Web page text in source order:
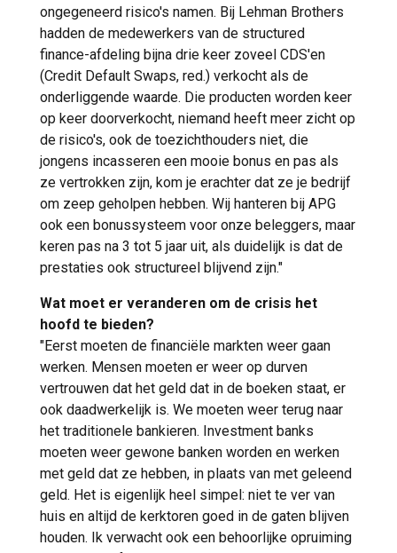
ongegeneerd risico's namen. Bij Lehman Brothers
hadden de medewerkers van de structured
finance-afdeling bijna drie keer zoveel CDS'en
(Credit Default Swaps, red.) verkocht als de
onderliggende waarde. Die producten worden keer
op keer doorverkocht, niemand heeft meer zicht op
de risico's, ook de toezichthouders niet, die
jongens incasseren een mooie bonus en pas als
ze vertrokken zijn, kom je erachter dat ze je bedrijf
om zeep geholpen hebben. Wij hanteren bij APG
ook een bonussysteem voor onze beleggers, maar
keren pas na 3 tot 5 jaar uit, als duidelijk is dat de
prestaties ook structureel blijvend zijn."
Wat moet er veranderen om de crisis het
hoofd te bieden?
"Eerst moeten de financiële markten weer gaan
werken. Mensen moeten er weer op durven
vertrouwen dat het geld dat in de boeken staat, er
ook daadwerkelijk is. We moeten weer terug naar
het traditionele bankieren. Investment banks
moeten weer gewone banken worden en werken
met geld dat ze hebben, in plaats van met geleend
geld. Het is eigenlijk heel simpel: niet te ver van
huis en altijd de kerktoren goed in de gaten blijven
houden. Ik verwacht ook een behoorlijke opruiming